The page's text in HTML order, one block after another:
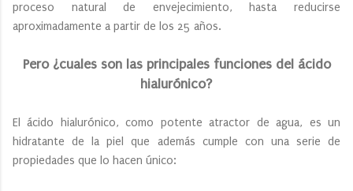
proceso natural de envejecimiento, hasta reducirse
aproximadamente a partir de los 25 años.
Pero ¿cuales son las principales funciones del ácido
hialurónico?
El ácido hialurónico, como potente atractor de agua, es un
hidratante de la piel que además cumple con una serie de
propiedades que lo hacen único: